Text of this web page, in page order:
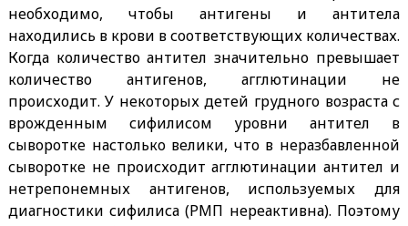
необходимо, чтобы антигены и антитела
находились в крови в соответствующих количествах.
Когда количество антител значительно превышает
количество антигенов, агглютинации не
происходит. У некоторых детей грудного возраста с
врожденным сифилисом уровни антител в
сыворотке настолько велики, что в неразбавленной
сыворотке не происходит агглютинации антител и
нетрепонемных антигенов, используемых для
диагностики сифилиса (РМП нереактивна). Поэтому